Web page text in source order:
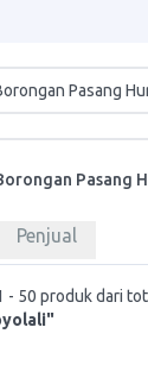
Penjual
- 50 produk dari